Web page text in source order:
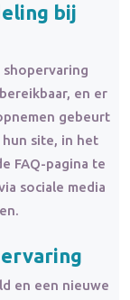
bij
en er
gebeurt
site, in het
FAQ-pagina te
sociale media
ervaring
en een nieuwe